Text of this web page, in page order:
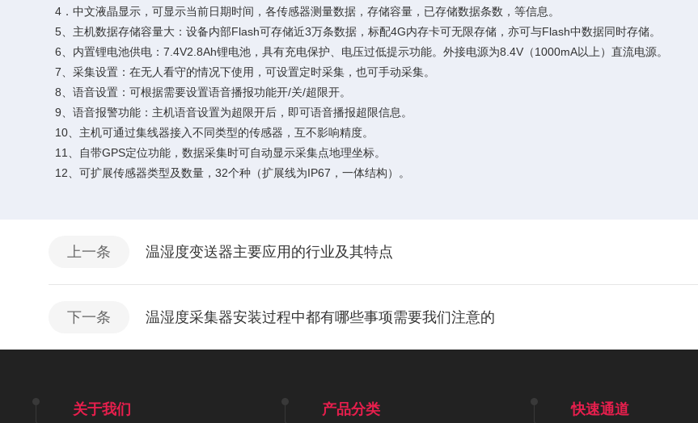
4．中文液晶显示，可显示当前日期时间，各传感器测量数据，存储容量，已存储数据条数，等信息。
5、主机数据存储容量大：设备内部Flash可存储近3万条数据，标配4G内存卡可无限存储，亦可与Flash中数据同时存储。
6、内置锂电池供电：7.4V2.8Ah锂电池，具有充电保护、电压过低提示功能。外接电源为8.4V（1000mA以上）直流电源。
7、采集设置：在无人看守的情况下使用，可设置定时采集，也可手动采集。
8、语音设置：可根据需要设置语音播报功能开/关/超限开。
9、语音报警功能：主机语音设置为超限开后，即可语音播报超限信息。
10、主机可通过集线器接入不同类型的传感器，互不影响精度。
11、自带GPS定位功能，数据采集时可自动显示采集点地理坐标。
12、可扩展传感器类型及数量，32个种（扩展线为IP67，一体结构）。
上一条 温湿度变送器主要应用的行业及其特点
下一条 温湿度采集器安装过程中都有哪些事项需要我们注意的
关于我们 产品分类 快速通道